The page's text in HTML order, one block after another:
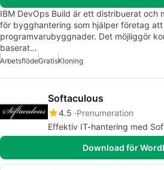
IBM DevOps Build är ett distribuerat
för bygghantering som hjälper företag
programvarubyggnader. Det möjliggör
baserat…
ArbetsflödeGratisKloning
Softaculous
4.5 Prenumeration
Effektiv IT-hantering med
Download för